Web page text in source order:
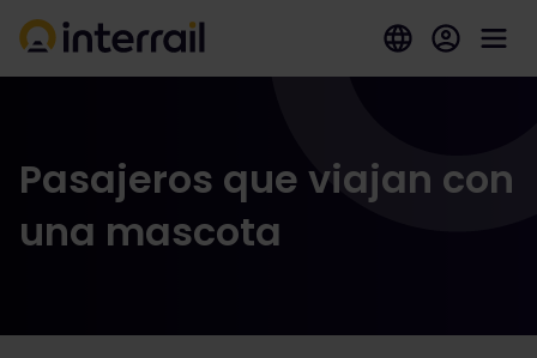
Pasajeros que viajan con
una mascota